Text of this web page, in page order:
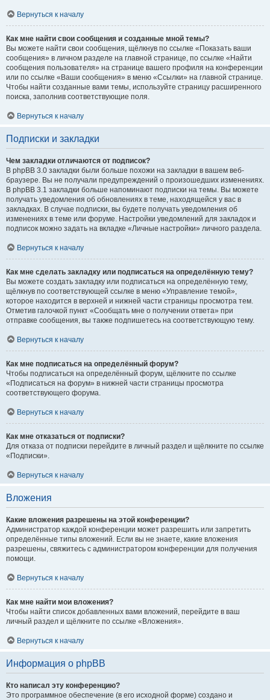
Вернуться к началу
Как мне найти свои сообщения и созданные мной темы?
Вы можете найти свои сообщения, щёлкнув по ссылке «Показать ваши
сообщения» в личном разделе на главной странице, по ссылке «Найти
сообщения пользователя» на странице вашего профиля на конференции
или по ссылке «Ваши сообщения» в меню «Ссылки» на главной странице.
Чтобы найти созданные вами темы, используйте страницу расширенного
поиска, заполнив соответствующие поля.
Вернуться к началу
Подписки и закладки
Чем закладки отличаются от подписок?
В phpBB 3.0 закладки были больше похожи на закладки в вашем веб-
браузере. Вы не получали предупреждений о произошедших изменениях.
В phpBB 3.1 закладки больше напоминают подписки на темы. Вы можете
получать уведомления об обновлениях в теме, находящейся у вас в
закладках. В случае подписки, вы будете получать уведомления об
изменениях в теме или форуме. Настройки уведомлений для закладок и
подписок можно задать на вкладке «Личные настройки» личного раздела.
Вернуться к началу
Как мне сделать закладку или подписаться на определённую тему?
Вы можете создать закладку или подписаться на определённую тему,
щёлкнув по соответствующей ссылке в меню «Управление темой»,
которое находится в верхней и нижней части страницы просмотра тем.
Отметив галочкой пункт «Сообщать мне о получении ответа» при
отправке сообщения, вы также подпишетесь на соответствующую тему.
Вернуться к началу
Как мне подписаться на определённый форум?
Чтобы подписаться на определённый форум, щёлкните по ссылке
«Подписаться на форум» в нижней части страницы просмотра
соответствующего форума.
Вернуться к началу
Как мне отказаться от подписки?
Для отказа от подписки перейдите в личный раздел и щёлкните по ссылке
«Подписки».
Вернуться к началу
Вложения
Какие вложения разрешены на этой конференции?
Администратор каждой конференции может разрешить или запретить
определённые типы вложений. Если вы не знаете, какие вложения
разрешены, свяжитесь с администратором конференции для получения
помощи.
Вернуться к началу
Как мне найти мои вложения?
Чтобы найти список добавленных вами вложений, перейдите в ваш
личный раздел и щёлкните по ссылке «Вложения».
Вернуться к началу
Информация о phpBB
Кто написал эту конференцию?
Это программное обеспечение (в его исходной форме) создано и